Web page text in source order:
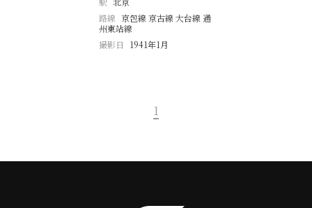
路線 京包線 京古線 大台線 通
州東站線
撮影日
1941年1月
1